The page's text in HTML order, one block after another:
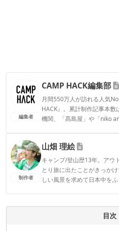
編集者
CAMP HACK編集部
月間550万人が訪れる人気
HACK』。累計制作記事本
機関、「髙島屋」や「niko
CAMP HACK編集部のプロ
制作者
山畑 理絵
キャンプ/登山歴13年。アウ
とり旅に出たことがきっか
しい風景を求めて日本中を
山畑 理絵のプロフィール
目次